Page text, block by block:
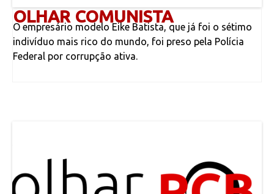
OLHAR COMUNISTA
O empresário modelo Eike Batista, que já foi o sétimo
indivíduo mais rico do mundo, foi preso pela Polícia
Federal por corrupção ativa.